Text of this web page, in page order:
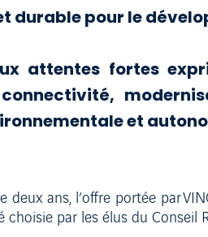
pour le
attentes fortes
et
ans, l’offre portée par
par les élus du Conseil